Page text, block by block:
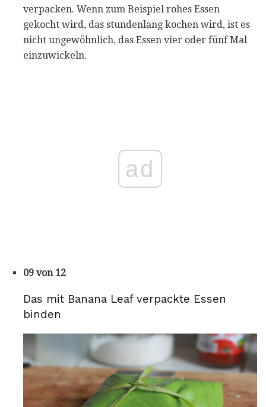
verpacken. Wenn zum Beispiel rohes Essen
gekocht wird, das stundenlang kochen wird, ist es
nicht ungewöhnlich, das Essen vier oder fünf Mal
einzuwickeln.
ad
09 von 12
Das mit Banana Leaf verpackte Essen
binden